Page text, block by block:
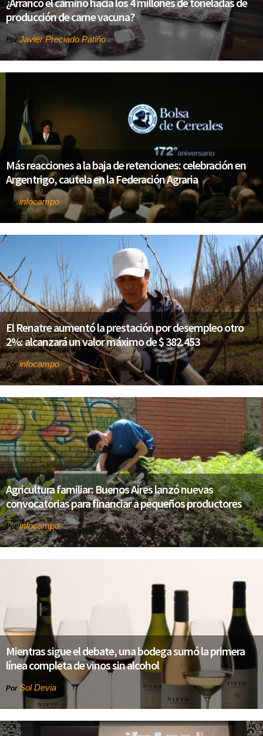
producción de carne vacuna?
Por Javier Preciado Patiño
Más reacciones a la baja de retenciones: celebración en
Argentrigo, cautela en la Federación Agraria
Porinfocampo
El Renatre aumentó la prestación por desempleo otro
2%: alcanzará un valor máximo de $ 382.453
Porinfocampo
Agricultura familiar: Buenos Aires lanzó nuevas
convocatorias para financiar a pequeños productores
Porinfocampo
Mientras sigue el debate, una bodega sumó la primera
línea completa de vinos sin alcohol
Por Sol Devia